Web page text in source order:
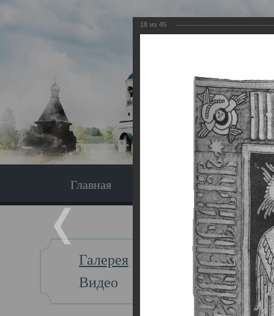
Главная Экскурсия
Галерея
Видео
Главная
18 из 45